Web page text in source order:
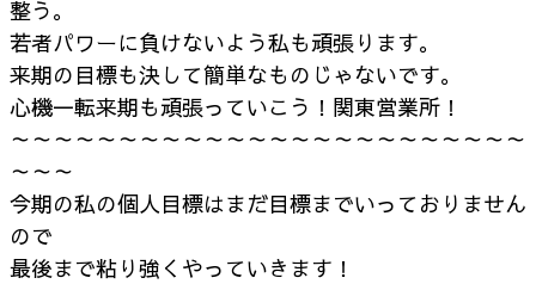
整う。
若者パワーに負けないよう私も頑張ります。
来期の目標も決して簡単なものじゃないです。
心機一転来期も頑張っていこう！関東営業所！
～～～～～～～～～～～～～～～～～～～～～～～～
～～～
今期の私の個人目標はまだ目標までいっておりません
ので
最後まで粘り強くやっていきます！